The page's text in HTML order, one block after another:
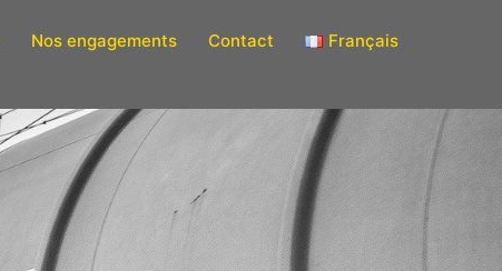
Nos engagements Contact
Français